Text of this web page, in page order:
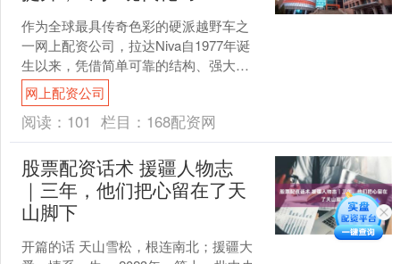
作为全球最具传奇色彩的硬派越野车之
一网上配资公司，拉达Niva自1977年诞
生以来，凭借简单可靠的结构、强大的
越野能力以及极高的耐用性，在全球范
围内拥有大量拥趸....
网上配资公司
阅读： 101 栏目： 168配资网
股票配资话术 援疆人物志
｜三年，他们把心留在了天
山脚下
开篇的话 天山雪松，根连南北；援疆大